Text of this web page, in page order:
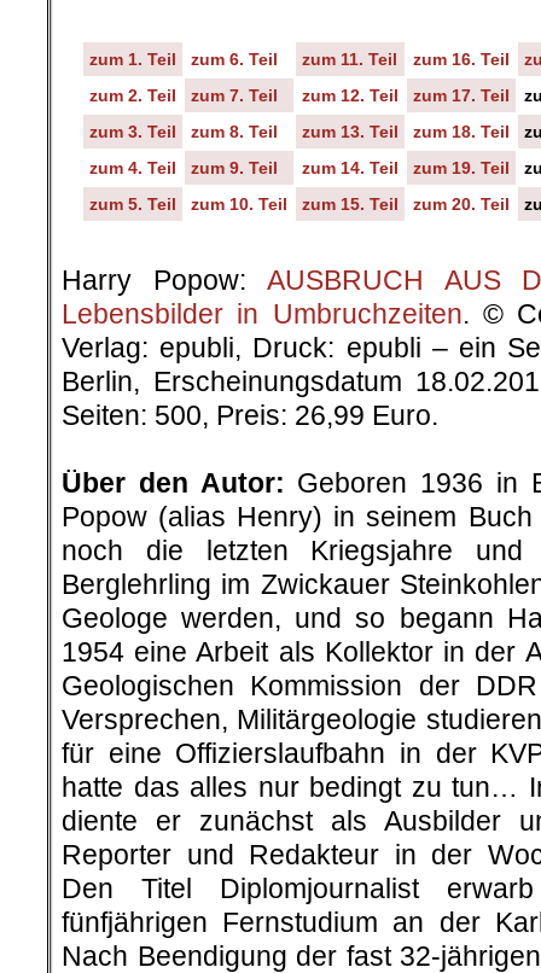
zum 1. Teil zum 6. Teil zum 11. Teil zum 16. Teil
zum 2. Teil
zum 7. Teil zum 12. Teil zum 17. Teil
zum 3. Teil
zum 8. Teil zum 13. Teil zum 18. Teil
zum 4. Teil
zum 9. Teil zum 14. Teil zum 19. Teil
zum 5. Teil
zum 10. Teil zum 15. Teil zum 20. Teil
Harry Popow: AUSBRUCH AUS
Lebensbilder in Umbruchzeiten. ©
Verlag: epubli, Druck: epubli – ein
Berlin, Erscheinungsdatum
Seiten: 500, Preis: 26,99 Euro.
Über den Autor: Geboren 1936 in
Popow (alias Henry) in seinem Buch
noch die letzten Kriegsjahre
Berglehrling im Zwickauer
Geologe werden, und so begann
1954 eine Arbeit als Kollektor in der
Geologischen Kommission der
Versprechen, Militärgeologie
für eine Offizierslaufbahn in der
hatte das alles nur bedingt zu tun…
diente er zunächst als Ausbilder
Reporter und Redakteur in der
Den Titel Diplomjournalist
fünfjährigen Fernstudium an der
Nach Beendigung der fast 32-